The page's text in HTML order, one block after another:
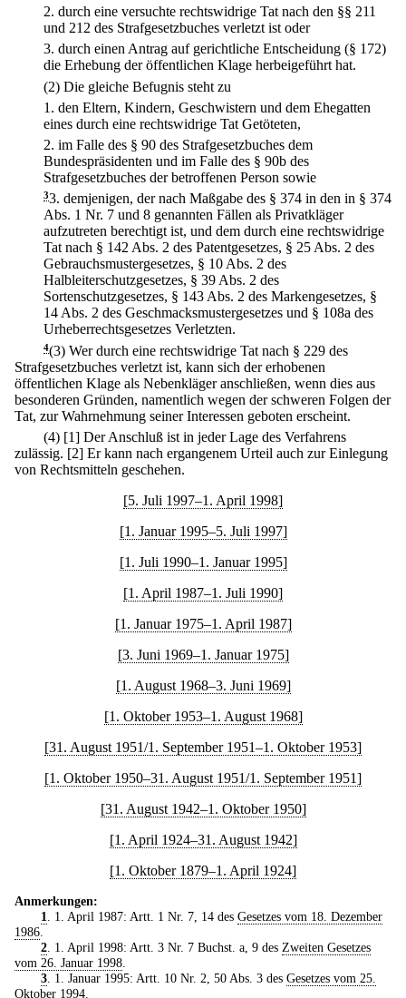
2. durch eine versuchte rechtswidrige Tat nach den §§ 211
und 212 des Strafgesetzbuches verletzt ist oder
3. durch einen Antrag auf gerichtliche Entscheidung (§ 172)
die Erhebung der öffentlichen Klage herbeigeführt hat.
(2) Die gleiche Befugnis steht zu
1. den Eltern, Kindern, Geschwistern und dem Ehegatten
eines durch eine rechtswidrige Tat Getöteten,
2. im Falle des § 90 des Strafgesetzbuches dem
Bundespräsidenten und im Falle des § 90b des
Strafgesetzbuches der betroffenen Person sowie
33. demjenigen, der nach Maßgabe des § 374 in den in § 374
Abs. 1 Nr. 7 und 8 genannten Fällen als Privatkläger
aufzutreten berechtigt ist, und dem durch eine rechtswidrige
Tat nach § 142 Abs. 2 des Patentgesetzes, § 25 Abs. 2 des
Gebrauchsmustergesetzes, § 10 Abs. 2 des
Halbleiterschutzgesetzes, § 39 Abs. 2 des
Sortenschutzgesetzes, § 143 Abs. 2 des Markengesetzes, §
14 Abs. 2 des Geschmacksmustergesetzes und § 108a des
Urheberrechtsgesetzes Verletzten.
4(3) Wer durch eine rechtswidrige Tat nach § 229 des
Strafgesetzbuches verletzt ist, kann sich der erhobenen
öffentlichen Klage als Nebenkläger anschließen, wenn dies aus
besonderen Gründen, namentlich wegen der schweren Folgen der
Tat, zur Wahrnehmung seiner Interessen geboten erscheint.
(4) [1] Der Anschluß ist in jeder Lage des Verfahrens
zulässig. [2] Er kann nach ergangenem Urteil auch zur Einlegung
von Rechtsmitteln geschehen.
[5. Juli 1997–1. April 1998]
[1. Januar 1995–5. Juli 1997]
[1. Juli 1990–1. Januar 1995]
[1. April 1987–1. Juli 1990]
[1. Januar 1975–1. April 1987]
[3. Juni 1969–1. Januar 1975]
[1. August 1968–3. Juni 1969]
[1. Oktober 1953–1. August 1968]
[31. August 1951/1. September 1951–1. Oktober 1953]
[1. Oktober 1950–31. August 1951/1. September 1951]
[31. August 1942–1. Oktober 1950]
[1. April 1924–31. August 1942]
[1. Oktober 1879–1. April 1924]
Anmerkungen:
1
. 1. April 1987: Artt. 1 Nr. 7, 14 des Gesetzes vom 18. Dezember
1986
2. 1. April 1998: Artt. 3 Nr. 7 Buchst. a, 9 des Zweiten Gesetzes
vom 26. Januar 1998
3. 1. Januar 1995: Artt. 10 Nr. 2, 50 Abs. 3 des Gesetzes vom 25.
Oktober 1994